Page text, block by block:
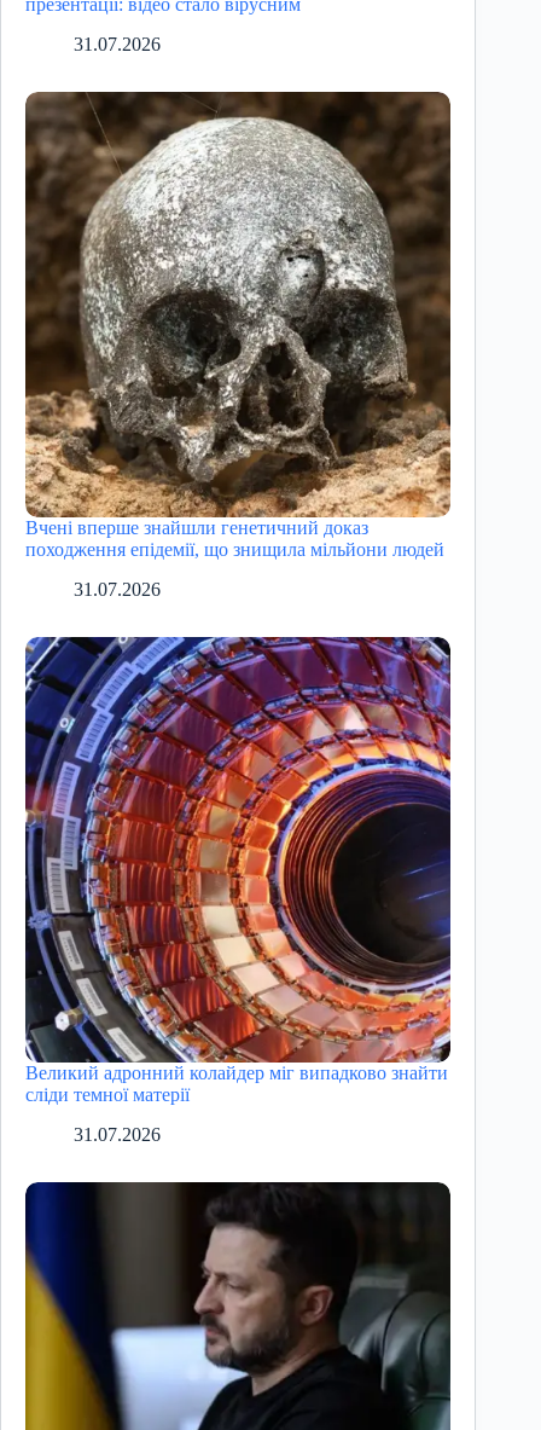
презентації: відео стало вірусним
31.07.2026
Вчені вперше знайшли генетичний доказ
походження епідемії, що знищила мільйони людей
31.07.2026
Великий адронний колайдер міг випадково знайти
сліди темної матерії
31.07.2026